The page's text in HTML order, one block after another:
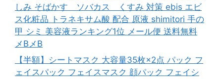
しみ そばかす ソバカス くすみ 対策 ebis エビ
ス化粧品 トラネキサム酸 配合 原液 shimitori 手の
甲 シミ 美容液ランキング1位 メール便 送料無料
メBメB
【半額】シートマスク 大容量35枚×2点 パック フ
ェイスパック フェイスマスク 顔パック フェイシ